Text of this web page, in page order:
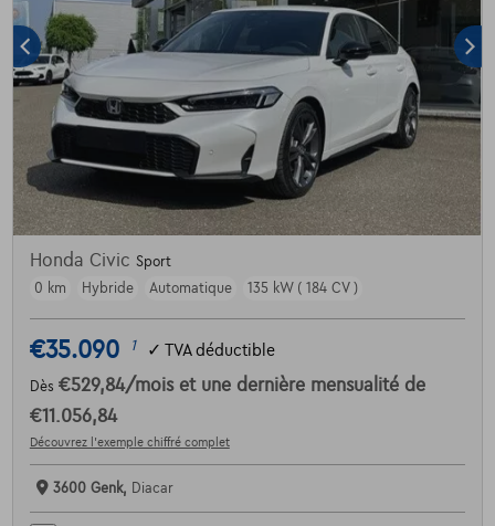
Honda Civic Sport
0 km
Hybride Automatique 135 kW ( 184 CV )
€35.090 1 ✓ TVA déductible
Dès €529,84/mois et une dernière mensualité de
€11.056,84
Découvrez l’exemple chiffré complet
3600 Genk, Diacar